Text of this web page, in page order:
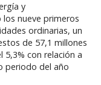
y
los nueve primeros
ordinarias, un
de 57,1 millones
con relación a
periodo del año